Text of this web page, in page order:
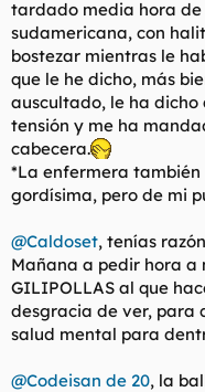
tardado media hora de
sudamericana, con
bostezar mientras le
que le he dicho, más
auscultado, le ha
tensión y me ha
cabecera.
*La enfermera también
gordísima, pero de mi
@Caldoset, tenías
Mañana a pedir hora a
GILIPOLLAS al que
desgracia de ver, para
salud mental para
@Codeisan de 20, la